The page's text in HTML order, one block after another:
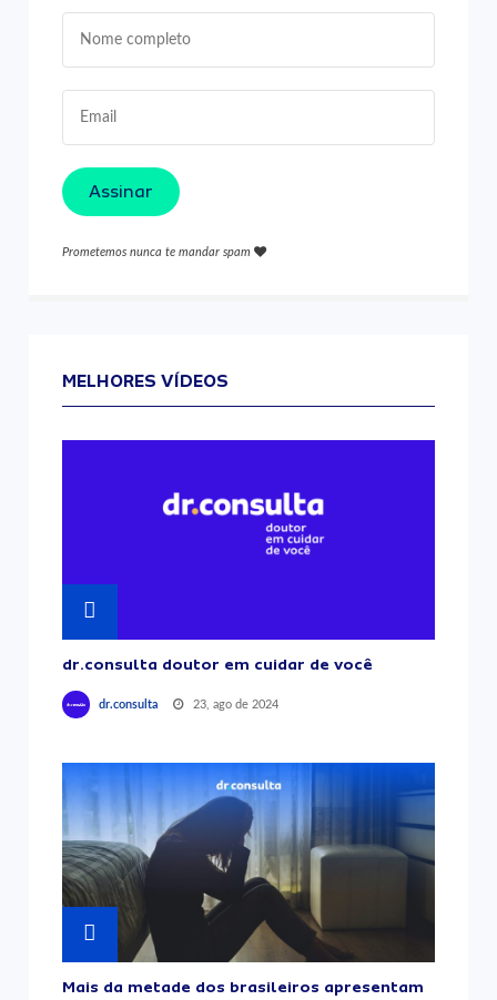
Assinar
Prometemos nunca te mandar spam
MELHORES VÍDEOS
dr.consulta doutor em cuidar de você
dr.consulta 23, ago de 2024
Mais da metade dos brasileiros apresentam